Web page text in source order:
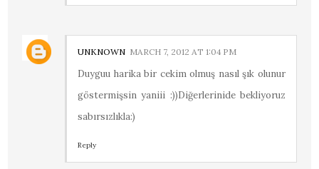
UNKNOWN MARCH 7, 2012 AT 1:04 PM
Duyguu harika bir cekim olmuş nasıl şık olunur
göstermişsin yaniii :))Diğerlerinide bekliyoruz
sabırsızlıkla:)
Reply